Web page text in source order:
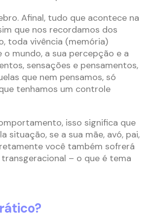
Afinal, tudo que acontece na
que nos recordamos dos
toda vivência (memória)
mundo, a sua percepção e a
sensações e pensamentos,
que nem pensamos, só
tenhamos um controle
isso significa que
situação, se a sua mãe, avó, pai,
você também sofrerá
– o que é tema